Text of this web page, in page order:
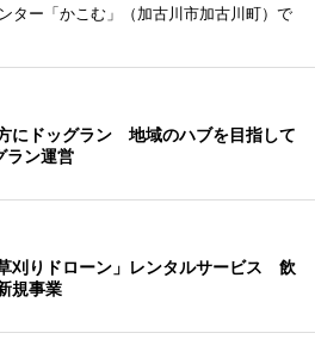
ター「かこむ」（加古川市加古川町）で
にドッグラン 地域のハブを目指して
ラン運営
刈りドローン」レンタルサービス 飲
規事業